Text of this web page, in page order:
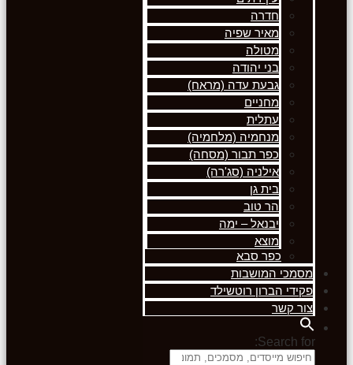
חדרה
מאיר שפיה
מטולה
בני יהודה
גבעת עדה (מראח)
מחניים
עתלית
מנחמיה (מלחמיה)
כפר תבור (מסחה)
אילניה (סג'רה)
בית גן
הר טוב
יבנאל – ימה
מוצא
כפר סבא
מסמכי המושבות
פקידי הברון רוטשילד
צור קשר
Search for: